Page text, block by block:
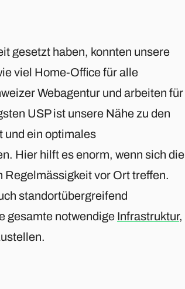
gesetzt haben, konnten unsere
viel Home-Office für alle
Webagentur und arbeiten für
USP ist unsere Nähe zu den
und ein optimales
Hier hilft es enorm, wenn sich die
vor Ort treffen.
standortübergreifend
gesamte notwendige Infrastruktur,